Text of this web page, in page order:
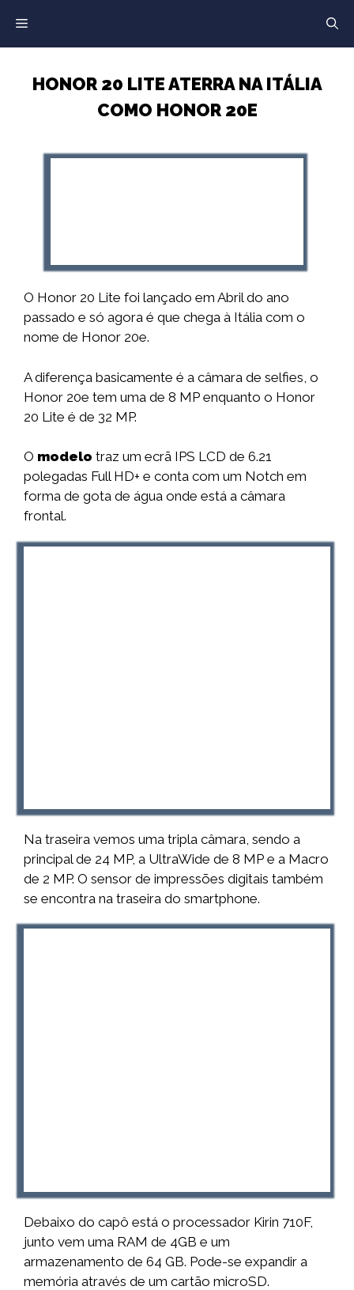
para
o
HONOR 20 LITE ATERRA NA ITÁLIA
COMO HONOR 20E
O Honor 20 Lite foi lançado em Abril do ano
passado e só agora é que chega à Itália com o
nome de Honor 20e.
A diferença basicamente é a câmara de selfies, o
Honor 20e tem uma de 8 MP enquanto o Honor
20 Lite é de 32 MP.
O modelo traz um ecrã IPS LCD de 6.21
polegadas Full HD+ e conta com um Notch em
forma de gota de água onde está a câmara
frontal.
Na traseira vemos uma tripla câmara, sendo a
principal de 24 MP, a UltraWide de 8 MP e a Macro
de 2 MP. O sensor de impressões digitais também
se encontra na traseira do smartphone.
Debaixo do capô está o processador Kirin 710F,
junto vem uma RAM de 4GB e um
armazenamento de 64 GB. Pode-se expandir a
memória através de um cartão microSD.